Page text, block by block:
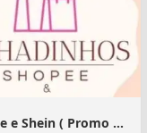
Shopee e Shein ️( Promo e Descontos)